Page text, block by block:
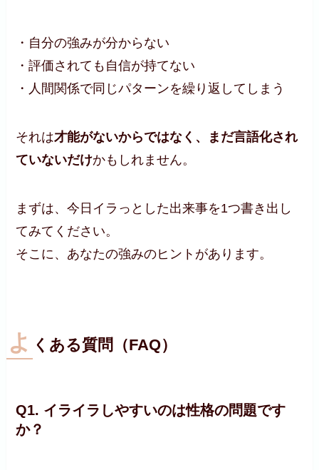
・自分の強みが分からない
・評価されても自信が持てない
・人間関係で同じパターンを繰り返してしまう
それは才能がないからではなく、まだ言語化され
ていないだけかもしれません。
まずは、今日イラっとした出来事を1つ書き出し
てみてください。
そこに、あなたの強みのヒントがあります。
よ くある質問（FAQ）
Q1. イライラしやすいのは性格の問題です
か？